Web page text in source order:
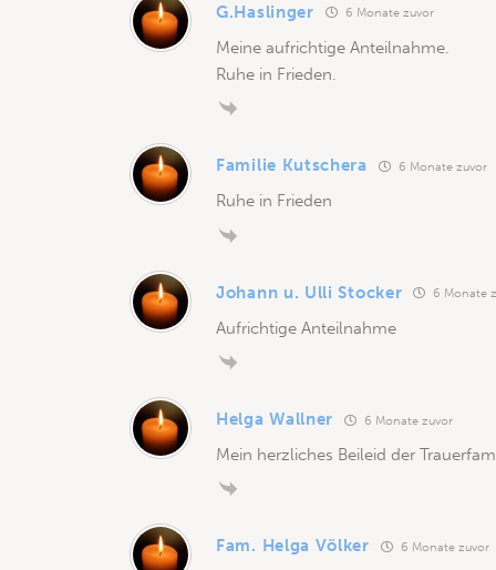
G.Haslinger 6 Monate zuvor
Meine aufrichtige Anteilnahme.
Ruhe in Frieden.
Familie Kutschera 6 Monate zuvor
Ruhe in Frieden
Johann u. Ulli Stocker 6 Monate
Aufrichtige Anteilnahme
Helga Wallner 6 Monate zuvor
Mein herzliches Beileid der
Fam. Helga Völker 6 Monate zuvor